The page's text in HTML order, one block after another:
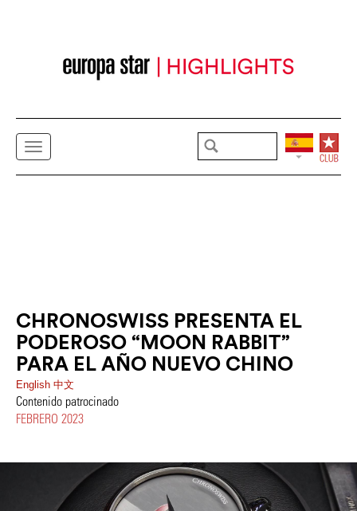
CHRONOSWISS PRESENTA EL
PODEROSO “MOON RABBIT”
PARA EL AÑO NUEVO CHINO
English 中文
Contenido patrocinado
FEBRERO 2023